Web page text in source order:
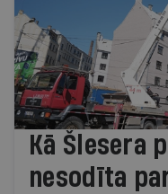
Kā Šlesera
nesodīta